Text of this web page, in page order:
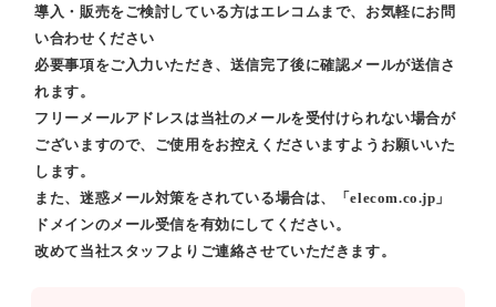
導入・販売をご検討している方はエレコムまで、お気軽にお問
い合わせください
必要事項をご入力いただき、送信完了後に確認メールが送信さ
れます。
フリーメールアドレスは当社のメールを受付けられない場合が
ございますので、ご使用をお控えくださいますようお願いいた
します。
また、迷惑メール対策をされている場合は、「elecom.co.jp」
ドメインのメール受信を有効にしてください。
改めて当社スタッフよりご連絡させていただきます。